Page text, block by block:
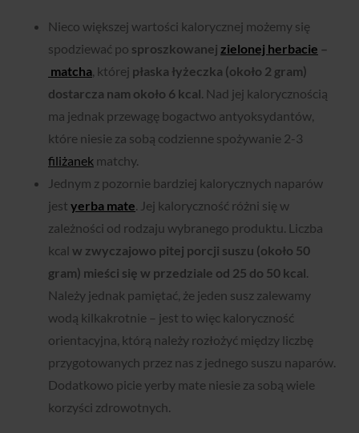
Nieco większej wartości kalorycznej możemy się
spodziewać po sproszkowanej zielonej herbacie –
matcha , której płaska łyżeczka (około 2 gram)
dostarcza nam około 6 kcal . Nad jej kalorycznością
ma jednak przewagę bogactwo antyoksydantów,
które niesie za sobą codzienne spożywanie 2-3
filiżanek matchy.
Jednym z pozornie bardziej kalorycznych naparów
jest yerba mate . Jej kaloryczność różni się w
zależności od rodzaju wybranego produktu. Liczba
kcal w zwyczajowo pitej porcji suszu (około 50
gram) mieści się w przedziale od 25 do 50 kcal
Należy jednak pamiętać, że jeden susz zalewamy
wodą kilkakrotnie – jest to więc kaloryczność
orientacyjna, którą należy rozłożyć między liczbę
przygotowanych przez nas z jednego suszu naparów.
Dodatkowo picie yerby mate niesie za sobą wiele
korzyści zdrowotnych.